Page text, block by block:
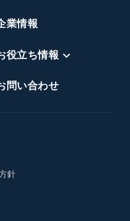
業情報
役立ち情報
問い合わせ
針